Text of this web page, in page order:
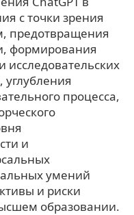
с точки зрения
предотвращения
формирования
исследовательских
процесса,
и
умений
и риски
образовании.